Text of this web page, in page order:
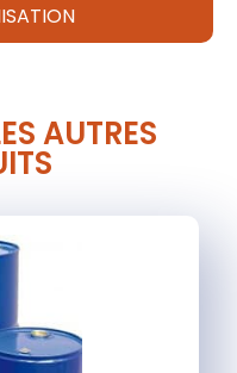
AUTRES